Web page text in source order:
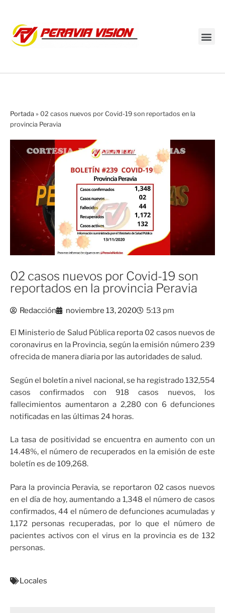
Portada » 02 casos nuevos por Covid-19 son reportados en la
provincia Peravia
02 casos nuevos por Covid-19 son
reportados en la provincia Peravia
Redacción noviembre 13, 2020 5:13 pm
El Ministerio de Salud Pública reporta 02 casos nuevos de
coronavirus en la Provincia, según la emisión número 239
ofrecida de manera diaria por las autoridades de salud.
Según el boletín a nivel nacional, se ha registrado 132,554
casos confirmados con 918 casos nuevos, los
fallecimientos aumentaron a 2,280 con 6 defunciones
notificadas en las últimas 24 horas.
La tasa de positividad se encuentra en aumento con un
14.48%, el número de recuperados en la emisión de este
boletín es de 109,268.
Para la provincia Peravia, se reportaron 02 casos nuevos
en el día de hoy, aumentando a 1,348 el número de casos
confirmados, 44 el número de defunciones acumuladas y
1,172 personas recuperadas, por lo que el número de
pacientes activos con el virus en la provincia es de 132
personas.
Locales